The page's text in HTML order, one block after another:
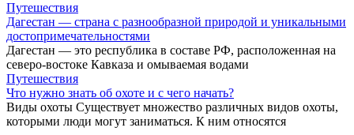
Путешествия
Дагестан — страна с разнообразной природой и уникальными
достопримечательностями
Дагестан — это республика в составе РФ, расположенная на
северо-востоке Кавказа и омываемая водами
Путешествия
Что нужно знать об охоте и с чего начать?
Виды охоты Существует множество различных видов охоты,
которыми люди могут заниматься. К ним относятся